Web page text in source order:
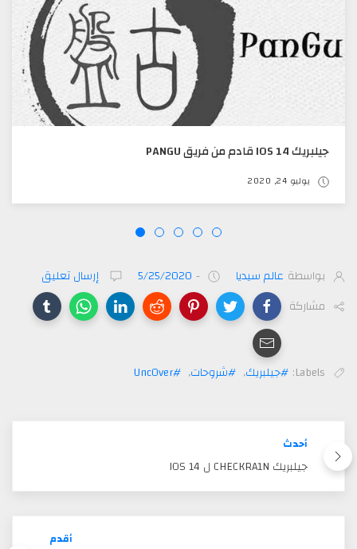
جيلبريك IOS 14 قادم من فريق PANGU
يوليو 24, 2020
بواسطة عالم سيديا -
5/25/2020
إرسال تعليق
مشاركة
Labels: #جيلبريك, #شروحات,
#Unc0ver
أحدث
جيلبريك CHECKRA1N ل IOS 14
أقدم